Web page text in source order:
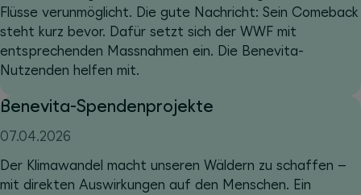
Flüsse verunmöglicht. Die gute Nachricht: Sein Comeback
steht kurz bevor. Dafür setzt sich der WWF mit
entsprechenden Massnahmen ein. Die Benevita-
Nutzenden helfen mit.
Benevita-Spendenprojekte
07.04.2026
Der Klimawandel macht unseren Wäldern zu schaffen –
mit direkten Auswirkungen auf den Menschen. Ein